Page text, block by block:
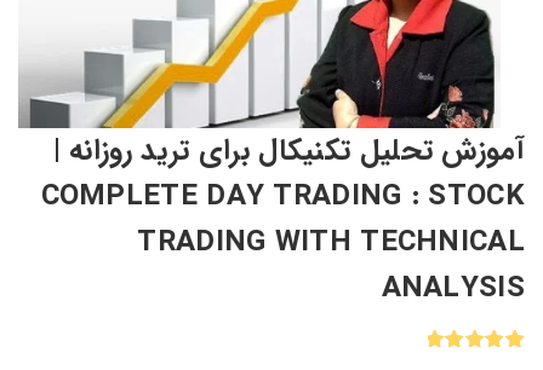
آموزش تحلیل تکنیکال برای ترید روزانه |
COMPLETE DAY TRADING : STOCK
TRADING WITH TECHNICAL
ANALYSIS